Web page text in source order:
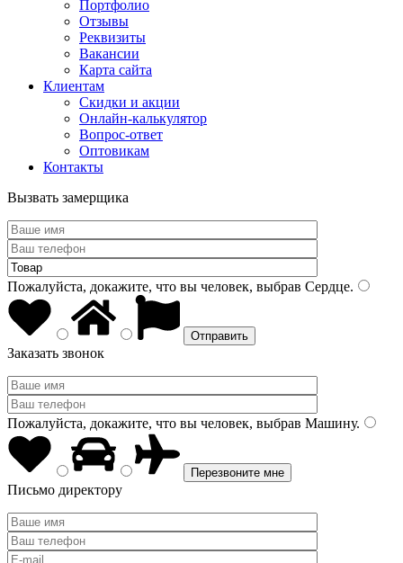
Портфолио
Отзывы
Реквизиты
Вакансии
Карта сайта
Клиентам
Скидки и акции
Онлайн-калькулятор
Вопрос-ответ
Оптовикам
Контакты
Вызвать замерщика
Пожалуйста, докажите, что вы человек, выбрав Сердце.
Заказать звонок
Пожалуйста, докажите, что вы человек, выбрав Машину.
Письмо директору